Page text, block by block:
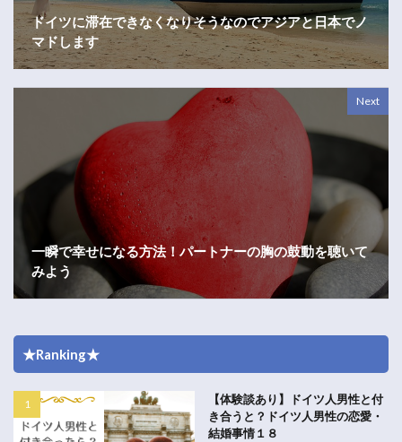
ドイツに滞在できなくなりそうなのでアジアと日本でノ
マドします
Next
一瞬で幸せになる方法！パートナーの胸の鼓動を聴いて
みよう
★Ranking★
【体験談あり】ドイツ人男性と付
き合うと？ドイツ人男性の恋愛・
結婚事情１８